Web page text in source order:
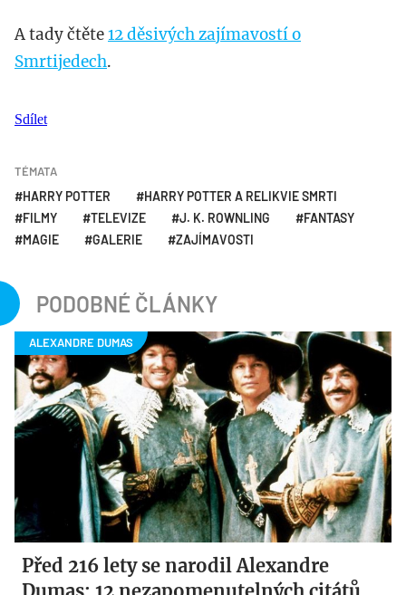
A tady čtěte12 děsivých zajímavostí o
Smrtijedech.
Sdílet
TÉMATA
HARRY POTTER
HARRY POTTER A RELIKVIE SMRTI
FILMY
TELEVIZE J. K. ROWNLING
FANTASY
MAGIE
GALERIE ZAJÍMAVOSTI
PODOBNÉ ČLÁNKY
Před 216 lety se narodil Alexandre